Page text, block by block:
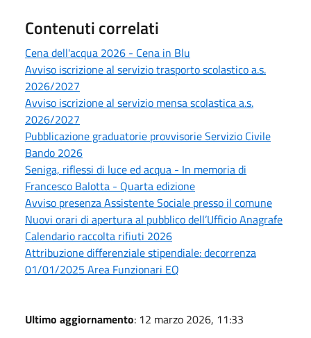
Contenuti correlati
Cena dell'acqua 2026 - Cena in Blu
Avviso iscrizione al servizio trasporto scolastico a.s.
2026/2027
Avviso iscrizione al servizio mensa scolastica a.s.
2026/2027
Pubblicazione graduatorie provvisorie Servizio Civile
Bando 2026
Seniga, riflessi di luce ed acqua - In memoria di
Francesco Balotta - Quarta edizione
Avviso presenza Assistente Sociale presso il comune
Nuovi orari di apertura al pubblico dell’Ufficio Anagrafe
Calendario raccolta rifiuti 2026
Attribuzione differenziale stipendiale: decorrenza
01/01/2025 Area Funzionari EQ
Ultimo aggiornamento: 12 marzo 2026, 11:33